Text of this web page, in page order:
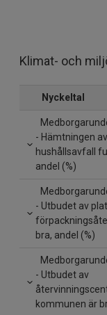
Klimat- och
Nyckeltal
- Hämtningen av
hushållsavfall
andel (%)
- Utbudet av
bra, andel (%)
- Utbudet av
kommunen är